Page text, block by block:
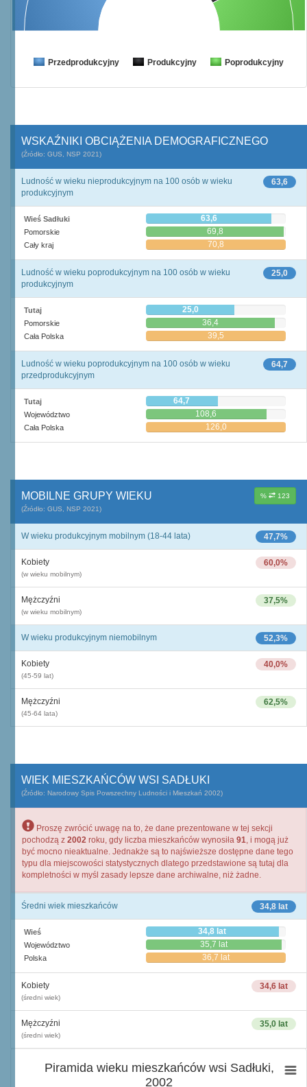
Przedprodukcyjny Produkcyjny Poprodukcyjny
WSKAŹNIKI OBCIĄŻENIA DEMOGRAFICZNEGO
(Źródło: GUS, NSP 2021)
63,6
Ludność w wieku nieprodukcyjnym na 100 osób w wieku
produkcyjnym
Wieś Sadłuki 63,6
Pomorskie 69,8
Cały kraj 70,8
25,0
Ludność w wieku poprodukcyjnym na 100 osób w wieku
produkcyjnym
Tutaj 25,0
Pomorskie 36,4
Cała Polska 39,5
64,7
Ludność w wieku poprodukcyjnym na 100 osób w wieku
przedprodukcyjnym
Tutaj 64,7
Województwo 108,6
Cała Polska 126,0
% 123
MOBILNE GRUPY WIEKU
(Źródło: GUS, NSP 2021)
47,7%
W wieku produkcyjnym mobilnym (18-44 lata)
60,0%
Kobiety
(w wieku mobilnym)
37,5%
Mężczyźni
(w wieku mobilnym)
52,3%
W wieku produkcyjnym niemobilnym
40,0%
Kobiety
(45-59 lat)
62,5%
Mężczyźni
(45-64 lata)
WIEK MIESZKAŃCÓW WSI SADŁUKI
(Źródło: Narodowy Spis Powszechny Ludności i Mieszkań 2002)
Proszę zwrócić uwagę na to, że dane prezentowane w tej sekcji
pochodzą z 2002 roku, gdy liczba mieszkańców wynosiła 91, i mogą już
być mocno nieaktualne. Jednakże są to najświeższe dostępne dane tego
typu dla miejscowości statystycznych dlatego przedstawione są tutaj dla
kompletności w myśl zasady lepsze dane archiwalne, niż żadne.
34,8 lat
Średni wiek mieszkańców
Wieś 34,8 lat
Województwo 35,7 lat
Polska 36,7 lat
34,6 lat
Kobiety
(średni wiek)
35,0 lat
Mężczyźni
(średni wiek)
Piramida wieku mieszkańców wsi Sadłuki,
2002